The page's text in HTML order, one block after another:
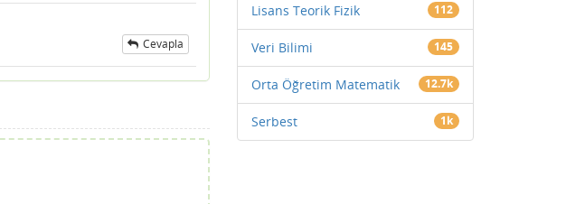
Cevapla
Lisans Teorik Fizik 112
Veri Bilimi 145
Orta Öğretim Matematik 12.7k
Serbest 1k